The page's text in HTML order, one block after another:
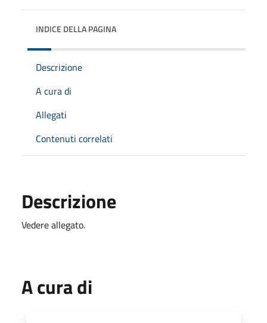
INDICE DELLA PAGINA
Descrizione
A cura di
Allegati
Contenuti correlati
Descrizione
Vedere allegato.
A cura di